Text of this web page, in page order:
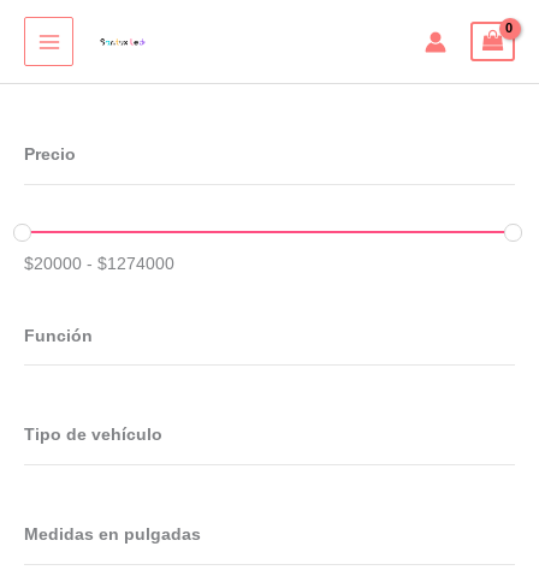
Precio
$20000 - $1274000
Función
Tipo de vehículo
Medidas en pulgadas